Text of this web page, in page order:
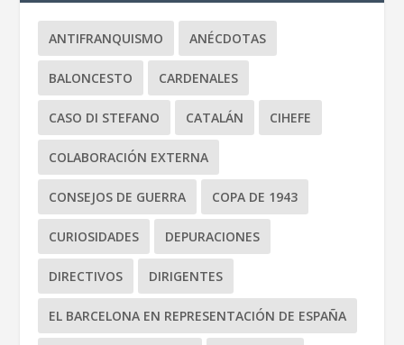
ANTIFRANQUISMO ANÉCDOTAS
BALONCESTO CARDENALES
CASO DI STEFANO CATALÁN CIHEFE
COLABORACIÓN EXTERNA
CONSEJOS DE GUERRA COPA DE 1943
CURIOSIDADES DEPURACIONES
DIRECTIVOS DIRIGENTES
EL BARCELONA EN REPRESENTACIÓN DE ESPAÑA